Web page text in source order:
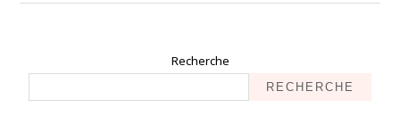
Recherche
RECHERCHE